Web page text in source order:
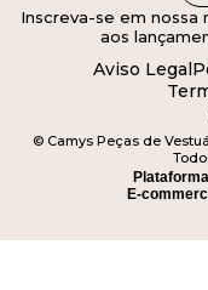
Inscreva-se em
aos
Aviso Legal
© Camys Peças de
E-